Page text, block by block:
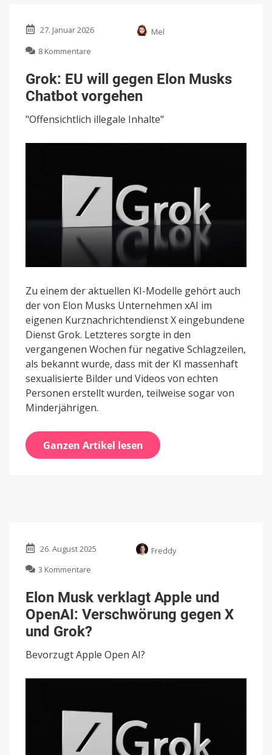
27. Januar 2026
Mel
8 Kommentare
EU
will
gegen
Musks
vorgehen
Grok: EU will gegen Elon Musks
Chatbot vorgehen
"Offensichtlich illegale Inhalte"
Zu einem der aktuellen KI-Modelle gehört auch
der von Elon Musks Unternehmen xAI im
eigenen Kurznachrichtendienst X eingebundene
Dienst Grok. Letzteres sorgte in den
vergangenen Wochen für negative Schlagzeilen,
als bekannt wurde, dass mit der KI massenhaft
sexualisierte Bilder und Videos von echten
Personen erstellt wurden, teilweise sogar von
Minderjährigen.
Ganzen Artikel lesen
26. August 2025
Freddy
3 Kommentare
Musk
verklagt
Apple
und
Verschwörung
gegen
Elon Musk verklagt Apple und
OpenAI: Verschwörung gegen X
und Grok?
Bevorzugt Apple Open AI?